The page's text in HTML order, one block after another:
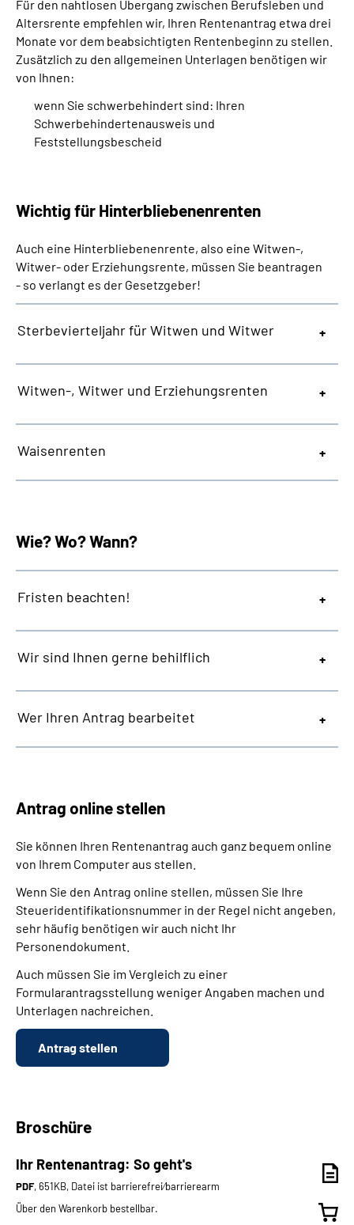
Für den nahtlosen Übergang zwischen Berufsleben und
Altersrente empfehlen wir, Ihren Rentenantrag etwa drei
Monate vor dem beabsichtigten Rentenbeginn zu stellen.
Zusätzlich zu den allgemeinen Unterlagen benötigen wir
von Ihnen:
wenn Sie schwerbehindert sind: Ihren
Schwerbehindertenausweis und
Feststellungsbescheid
Wichtig für Hinterbliebenenrenten
Auch eine Hinterbliebenenrente, also eine Witwen-,
Witwer- oder Erziehungsrente, müssen Sie beantragen
- so verlangt es der Gesetzgeber!
Sterbevierteljahr für Witwen und Witwer
Witwen-, Witwer und Erziehungsrenten
Waisenrenten
Wie? Wo? Wann?
Fristen beachten!
Wir sind Ihnen gerne behilflich
Wer Ihren Antrag bearbeitet
Antrag online stellen
Sie können Ihren Rentenantrag auch ganz bequem online
von Ihrem Computer aus stellen.
Wenn Sie den Antrag online stellen, müssen Sie Ihre
Steueridentifikationsnummer in der Regel nicht angeben,
sehr häufig benötigen wir auch nicht Ihr
Personendokument.
Auch müssen Sie im Vergleich zu einer
Formularantragsstellung weniger Angaben machen und
Unterlagen nachreichen.
Antrag stellen
Broschüre
Ihr Rentenantrag: So geht's
PDF, 651KB, Datei ist barrierefrei⁄barrierearm
Über den Warenkorb bestellbar.